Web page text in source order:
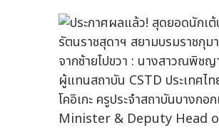
จากซ้ายไปขวา : นางสาวณพิช
ผู้แทนสถาบัน CSTD ประเทศ
โคอิเกะ ครูประจำสถาบันบาง
Minister & Deputy Head of